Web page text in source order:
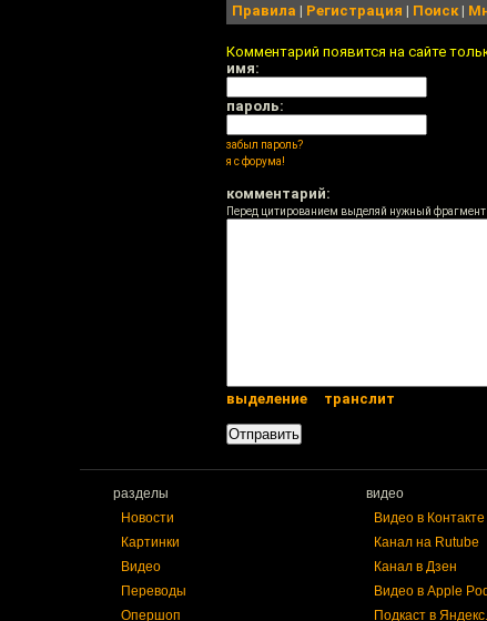
Правила | Регистрация | Поиск|
Комментарий появится на сайте
имя:
пароль:
забыл пароль?
я с форума!
комментарий:
Перед цитированием выделяй нужный фрагмент
выделение транслит
разделы
Новости
Картинки
Видео
Переводы
Опершоп
видео
Видео в Контакте
Канал на Rutube
Канал в Дзен
Видео в Apple
Подкаст в